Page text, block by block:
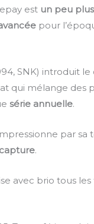
est un peu
pour
SNK) introduit
qui mélange des
série annuelle.
par sa
.
avec brio tous